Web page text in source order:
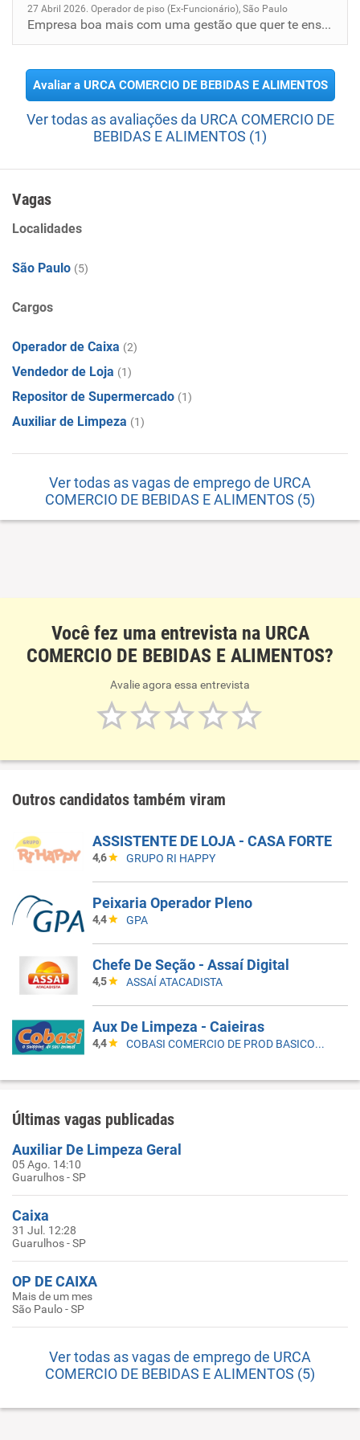
27 Abril 2026. Operador de piso (Ex-Funcionário), São Paulo
Empresa boa mais com uma gestão que quer te ensinar até amarrar o cadarço do tênis.... Lidando com colaboradores com fos...
Avaliar a URCA COMERCIO DE BEBIDAS E ALIMENTOS
Ver todas as avaliações da URCA COMERCIO DE
BEBIDAS E ALIMENTOS (1)
Vagas
Localidades
São Paulo (5)
Cargos
Operador de Caixa (2)
Vendedor de Loja (1)
Repositor de Supermercado (1)
Auxiliar de Limpeza (1)
Ver todas as vagas de emprego de URCA
COMERCIO DE BEBIDAS E ALIMENTOS (5)
Você fez uma entrevista na URCA
COMERCIO DE BEBIDAS E ALIMENTOS?
Avalie agora essa entrevista
Outros candidatos também viram
ASSISTENTE DE LOJA - CASA FORTE
4,6 GRUPO RI HAPPY
Peixaria Operador Pleno
4,4 GPA
Chefe De Seção - Assaí Digital
4,5 ASSAÍ ATACADISTA
Aux De Limpeza - Caieiras
4,4 COBASI COMERCIO DE PROD BASICOS E INDUSTRIALIZADOS LTDA
Últimas vagas publicadas
Auxiliar De Limpeza Geral
05 Ago. 14:10
Guarulhos - SP
Caixa
31 Jul. 12:28
Guarulhos - SP
OP DE CAIXA
Mais de um mes
São Paulo - SP
Ver todas as vagas de emprego de URCA
COMERCIO DE BEBIDAS E ALIMENTOS (5)